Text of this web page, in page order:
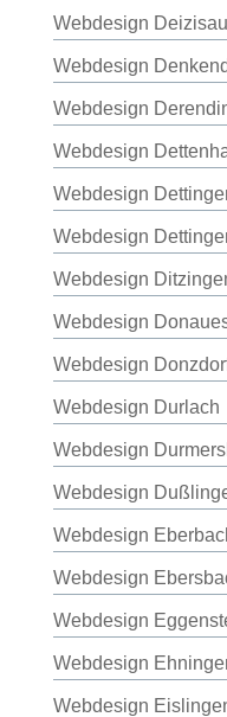
Webdesign Deizisau
Webdesign
Webdesign
Webdesign
Webdesign
Webdesign
Webdesign
Webdesign
Webdesign
Webdesign Durlach
Webdesign
Webdesign
Webdesign
Webdesign
Webdesign
Webdesign
Webdesign